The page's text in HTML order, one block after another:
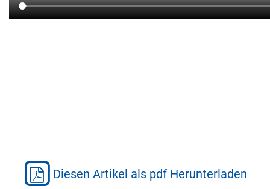
Diesen Artikel als pdf Herunterladen